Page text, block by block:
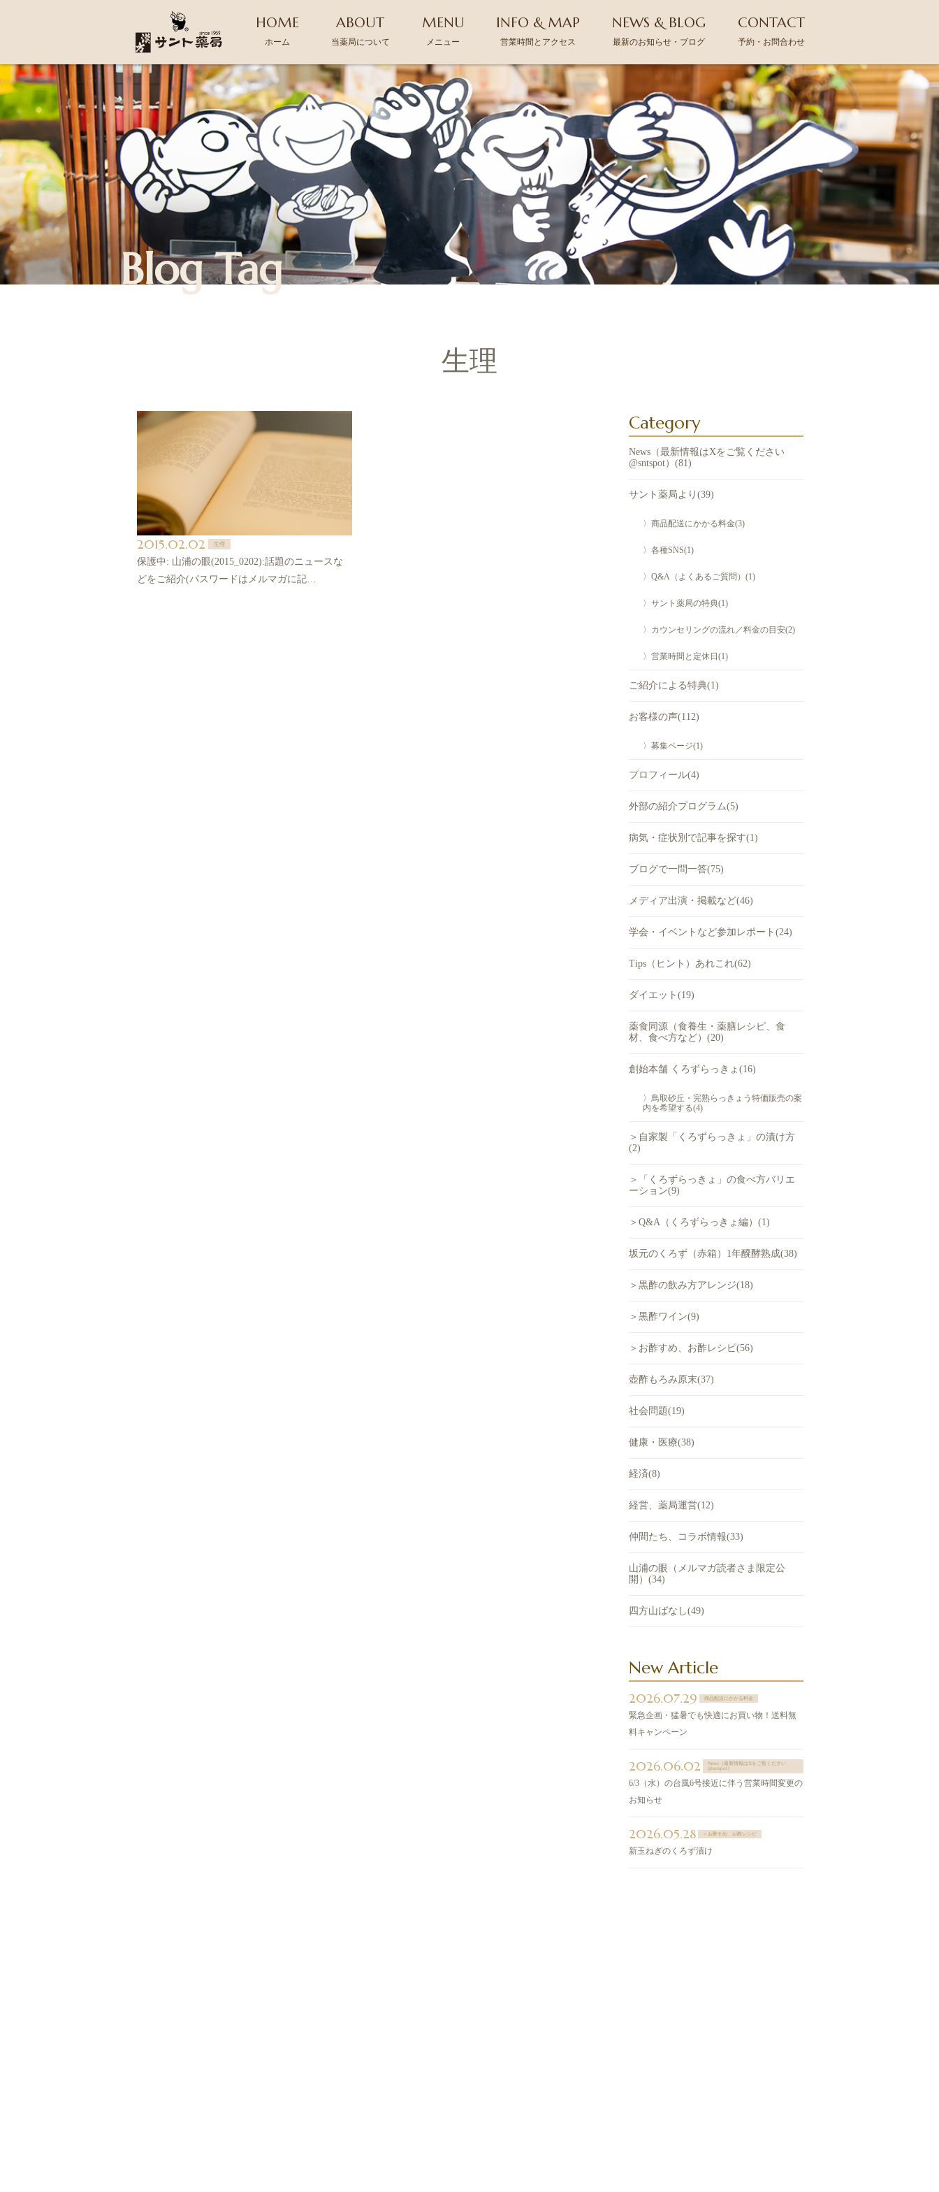
HOME
ホーム
ABOUT
当薬局について
MENU
メニュー
INFO & MAP
営業時間とアクセス
NEWS & BLOG
最新のお知らせ・ブログ
CONTACT
予約・お問合わせ
Blog Tag
生理
2015.02.02 生理
保護中: 山浦の眼(2015_0202):話題のニュースな
どをご紹介(パスワードはメルマガに記…
Category
News（最新情報はXをご覧ください
@sntspot）(81)
サント薬局より(39)
〉商品配送にかかる料金(3)
〉各種SNS(1)
〉Q&A（よくあるご質問）(1)
〉サント薬局の特典(1)
〉カウンセリングの流れ／料金の目安(2)
〉営業時間と定休日(1)
ご紹介による特典(1)
お客様の声(112)
〉募集ページ(1)
プロフィール(4)
外部の紹介プログラム(5)
病気・症状別で記事を探す(1)
ブログで一問一答(75)
メディア出演・掲載など(46)
学会・イベントなど参加レポート(24)
Tips（ヒント）あれこれ(62)
ダイエット(19)
薬食同源（食養生・薬膳レシピ、食
材、食べ方など）(20)
創始本舗 くろずらっきょ(16)
〉鳥取砂丘・完熟らっきょう特価販売の案
内を希望する(4)
＞自家製「くろずらっきょ」の漬け方
(2)
＞「くろずらっきょ」の食べ方バリエ
ーション(9)
＞Q&A（くろずらっきょ編）(1)
坂元のくろず（赤箱）1年醗酵熟成(38)
＞黒酢の飲み方アレンジ(18)
＞黒酢ワイン(9)
＞お酢すめ、お酢レシピ(56)
壺酢もろみ原末(37)
社会問題(19)
健康・医療(38)
経済(8)
経営、薬局運営(12)
仲間たち、コラボ情報(33)
山浦の眼（メルマガ読者さま限定公
開）(34)
四方山ばなし(49)
New Article
2026.07.29 商品配送にかかる料金
緊急企画・猛暑でも快適にお買い物！送料無
料キャンペーン
2026.06.02
News（最新情報はXをご覧ください
@sntspot）
6/3（水）の台風6号接近に伴う営業時間変更の
お知らせ
2026.05.28 ＞お酢すめ、お酢レシピ
新玉ねぎのくろず漬け